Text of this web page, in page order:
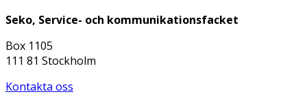
Seko, Service- och kommunikationsfacket
Box 1105
111 81 Stockholm
Kontakta oss